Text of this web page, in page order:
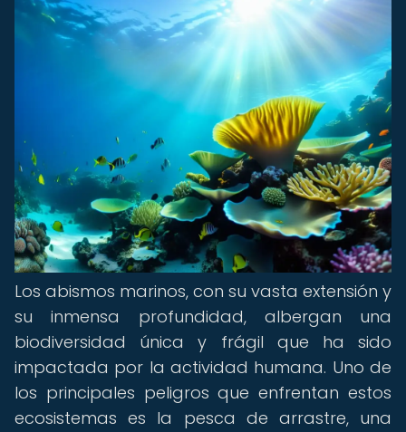
Los abismos marinos, con su vasta extensión y
su inmensa profundidad, albergan una
biodiversidad única y frágil que ha sido
impactada por la actividad humana. Uno de
los principales peligros que enfrentan estos
ecosistemas es la pesca de arrastre, una